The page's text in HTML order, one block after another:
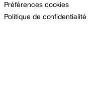
Préférences cookies
Politique de confidentialité